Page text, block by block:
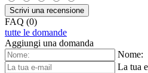
Scrivi una recensione
FAQ (0)
tutte le domande
Aggiungi una domanda
Nome:
La tua